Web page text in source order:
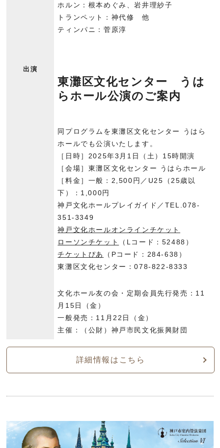
出演
ホルン：根本めぐみ、岩井理紗子
トランペット：神代修 他
ティンパニ：菅原淳
東灘区文化センター うは
らホール公演のご案内
同プログラムを東灘区文化センター うはら
ホールでも公演いたします。
［日時］2025年3月1日（土）15時開演
［会場］東灘区文化センター うはらホール
［料金］一般：2,500円／U25（25歳以
下）：1,000円
神戸文化ホールプレイガイド／ TEL.078-
351-3349
神戸文化ホールオンラインチケット
ローソンチケット
（Lコード：52488）
チケットぴあ
（Pコード：284-638）
東灘区文化センター：078-822-8333
文化ホール友の会・定期会員先行発売：11
月15日（金）
一般発売：11月22日（金）
主催：（公財）神戸市民文化振興財団
詳細情報はこちら